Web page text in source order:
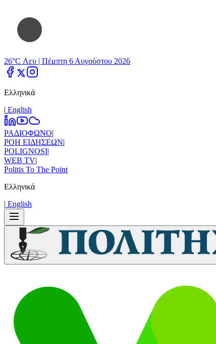
26°C Λευ | Πέμπτη 6 Αυγούστου 2026
Ελληνικά
| Εnglish
ΡΑΔΙΟΦΩΝΟ|
ΡΟΗ ΕΙΔΗΣΕΩΝ|
POLIGNOSI|
WEB TV|
Politis To The Point
Ελληνικά
| Εnglish